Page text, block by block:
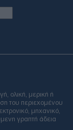
ολική, μερική ή
του περιεχομένου
μηχανικό,
γραπτή άδεια